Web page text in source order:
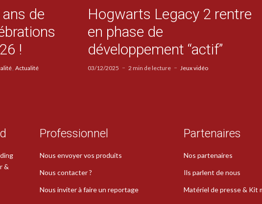
de
!
Actualité
Hogwarts Legacy 2 rentre
en phase de
développement “actif”
03/12/2025 2 min de lecture Jeux vidéo
&
Professionnel
Nous envoyer vos produits
Nous contacter ?
Nous inviter à faire un reportage
Partenaires
Nos partenaires
Ils parlent de nous
Matériel de presse & Kit